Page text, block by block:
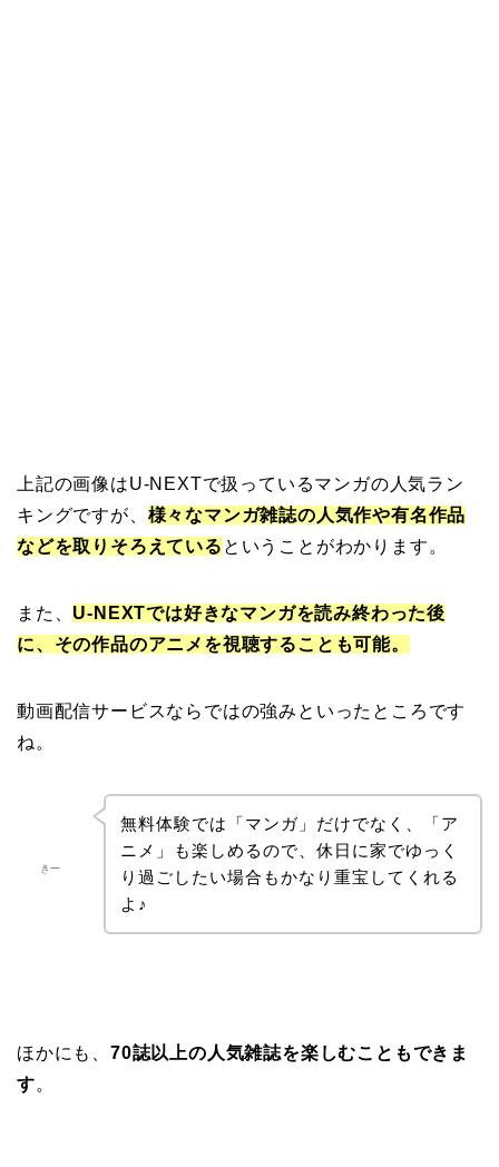
上記の画像はU-NEXTで扱っているマンガの人気ラン
キングですが、 様々なマンガ雑誌の人気作や有名作品
などを取りそろえている ということがわかります。
また、 U-NEXTでは好きなマンガを読み終わった後
に、その作品のアニメを視聴することも可能。
動画配信サービスならではの強みといったところです
ね。
きー
無料体験では「マンガ」だけでなく、「ア
ニメ」も楽しめるので、休日に家でゆっく
り過ごしたい場合もかなり重宝してくれる
よ♪
ほかにも、 70誌以上の人気雑誌を楽しむこともできま
す。